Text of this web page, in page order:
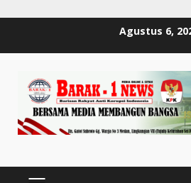
Agustus 6,